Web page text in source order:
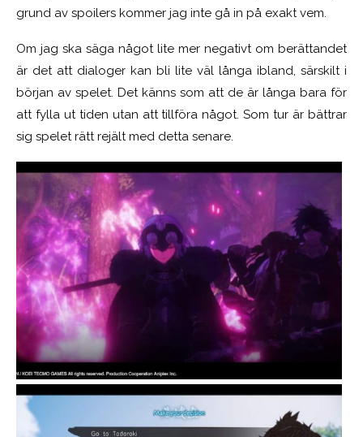
grund av spoilers kommer jag inte gå in på exakt vem.
Om jag ska säga något lite mer negativt om berättandet
är det att dialoger kan bli lite väl långa ibland, särskilt i
början av spelet. Det känns som att de är långa bara för
att fylla ut tiden utan att tillföra något. Som tur är bättrar
sig spelet rätt rejält med detta senare.